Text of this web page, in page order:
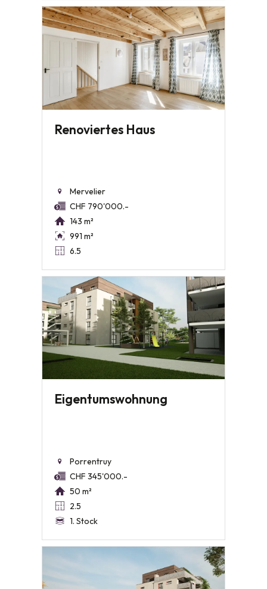
Renoviertes Haus
Mervelier
CHF 790'000.-
143 m²
991 m²
6.5
Eigentumswohnung
Porrentruy
CHF 345'000.-
50 m²
2.5
1. Stock